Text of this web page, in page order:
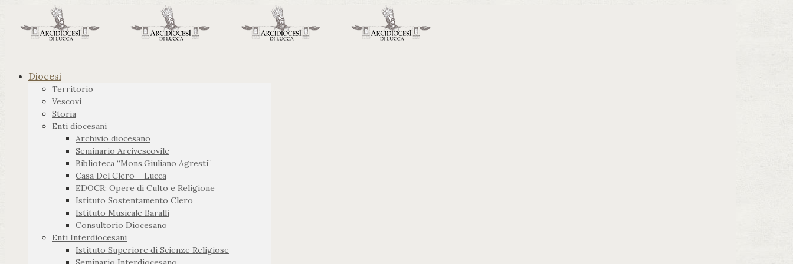
Diocesi
Territorio
Vescovi
Storia
Enti diocesani
Archivio diocesano
Seminario Arcivescovile
Biblioteca “Mons.Giuliano Agresti”
Casa Del Clero – Lucca
EDOCR: Opere di Culto e Religione
Istituto Sostentamento Clero
Istituto Musicale Baralli
Consultorio Diocesano
Enti Interdiocesani
Istituto Superiore di Scienze Religiose